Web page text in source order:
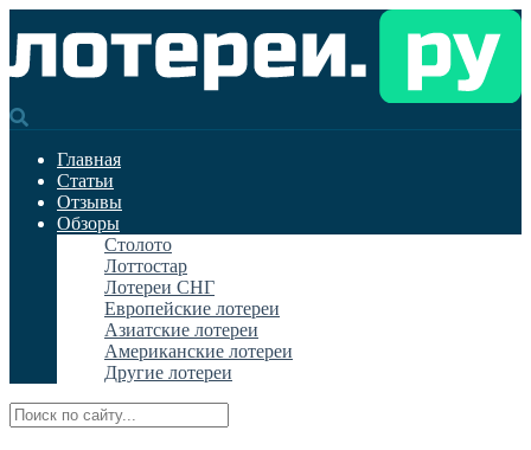
Главная
Статьи
Отзывы
Обзоры
Столото
Лоттостар
Лотереи СНГ
Европейские лотереи
Азиатские лотереи
Американские лотереи
Другие лотереи